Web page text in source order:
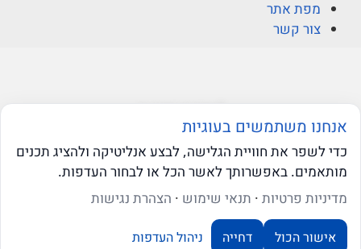
מפת אתר
צור קשר
© ברקוביץ אהרוני זיו
אנחנו משתמשים בעוגיות
כדי לשפר את חוויית הגלישה, לבצע אנליטיקה ולהציג תכנים
מותאמים. באפשרותך לאשר הכל או לבחור העדפות.
מדיניות פרטיות · תנאי שימוש · הצהרת נגישות
אישור הכול דחייה ניהול העדפות